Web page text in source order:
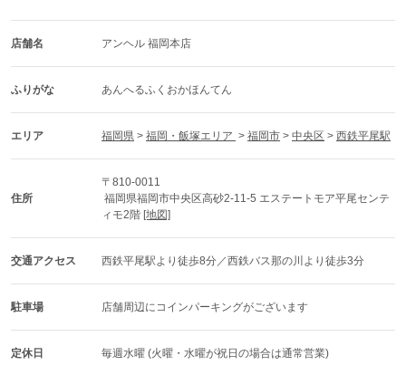
店舗名 アンヘル 福岡本店
ふりがな あんへるふくおかほんてん
エリア 福岡県 > 福岡・飯塚エリア > 福岡市 > 中央区 > 西鉄平尾駅
住所
〒810-0011
ィモ2階 [地図]
交通アクセス 西鉄平尾駅より徒歩8分／西鉄バス那の川より徒歩3分
駐車場 店舗周辺にコインパーキングがございます
定休日 毎週水曜 (火曜・水曜が祝日の場合は通常営業)